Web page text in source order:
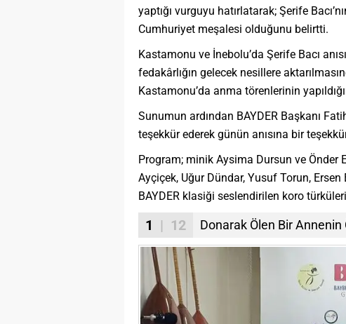
yaptığı vurguyu hatırlatarak; Şerife
Cumhuriyet meşalesi olduğunu belirtti.
Kastamonu ve İnebolu’da Şerife Bacı
fedakârlığın gelecek nesillere
Kastamonu’da anma törenlerinin
Sunumun ardından BAYDER Başkanı
teşekkür ederek günün anısına bir
Program; minik Aysima Dursun ve Önder
Ayçiçek, Uğur Dündar, Yusuf Torun,
BAYDER klasiği seslendirilen koro
1 | 12 Donarak Ölen Bir Annenin